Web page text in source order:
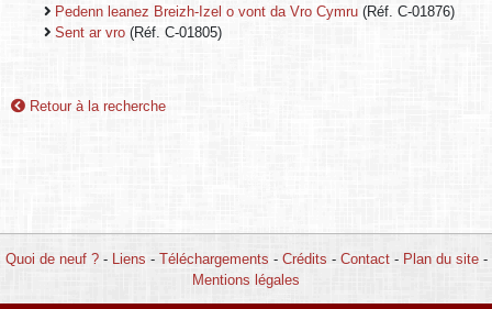
Pedenn leanez Breizh-Izel o vont da Vro Cymru (Réf. C-01876)
Sent ar vro (Réf. C-01805)
Retour à la recherche
Quoi de neuf ?- Liens - Téléchargements - Crédits - Contact- Plan du site-
Mentions légales